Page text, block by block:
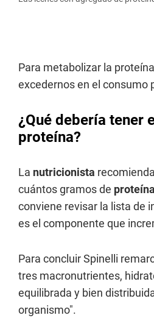
Para metabolizar la
excedernos en el consumo
¿Qué debería tener
proteína?
La nutricionista
cuántos gramos de proteína
conviene revisar la lista de
es el componente que
Para concluir Spinelli
tres macronutrientes,
equilibrada y bien
organismo".